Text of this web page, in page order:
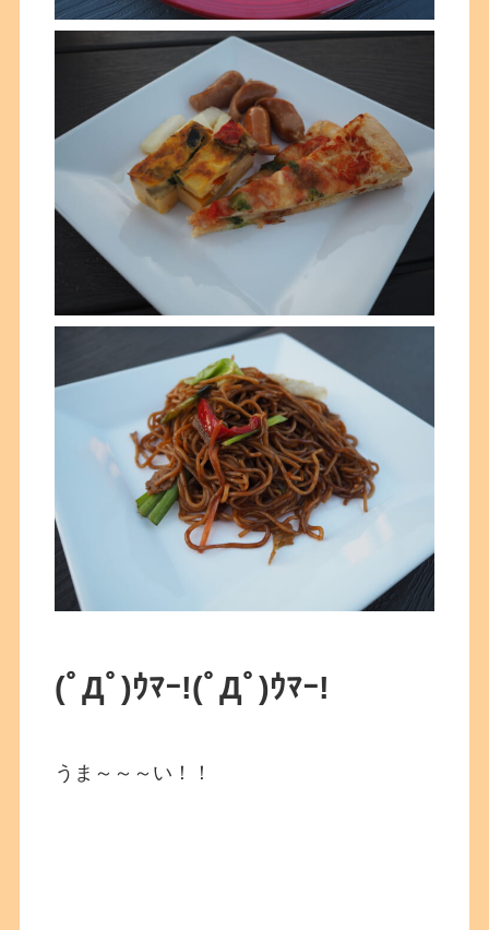
(ﾟДﾟ)ｳﾏｰ!(ﾟДﾟ)ｳﾏｰ!
うま～～～い！！